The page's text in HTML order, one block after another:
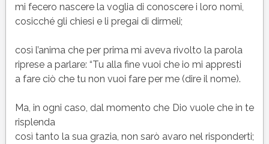
mi fecero nascere la voglia di conoscere i loro nomi,
cosicché gli chiesi e li pregai di dirmeli;
così l’anima che per prima mi aveva rivolto la parola
riprese a parlare: “Tu alla fine vuoi che io mi appresti
a fare ciò che tu non vuoi fare per me (dire il nome).
Ma, in ogni caso, dal momento che Dio vuole che in te
risplenda
così tanto la sua grazia, non sarò avaro nel risponderti;